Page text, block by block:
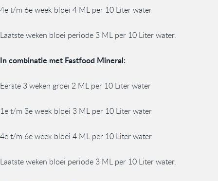
4e t/m 6e week bloei 4 ML per 10 Liter water
Laatste weken bloei periode 3 ML per 10 Liter water.
In combinatie met Fastfood Mineral:
Eerste 3 weken groei 2 ML per 10 Liter water
1e t/m 3e week bloei 3 ML per 10 Liter water
4e t/m 6e week bloei 4 ML per 10 Liter water
Laatste weken bloei periode 3 ML per 10 Liter water.